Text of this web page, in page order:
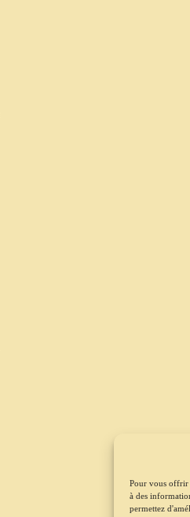
Pour vous offrir
à des
permettez